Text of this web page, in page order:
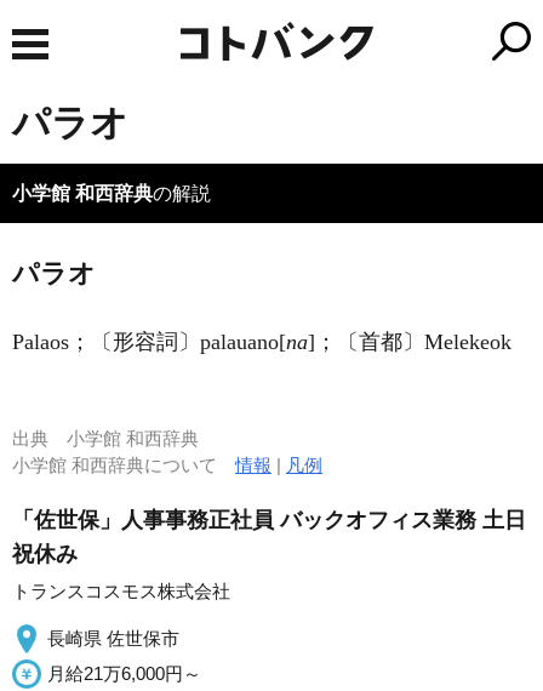
パラオ
小学館 和西辞典の解説
パラオ
Palaos；〔形容詞〕palauano[na]；〔首都〕Melekeok
出典 小学館 和西辞典
小学館 和西辞典について情報 | 凡例
「佐世保」人事事務正社員 バックオフィス業務 土日
祝休み
トランスコスモス株式会社
長崎県 佐世保市
月給21万6,000円～